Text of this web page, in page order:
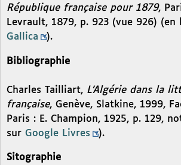
République française pour 1879,
Levrault, 1879, p. 923 (vue 926) (en
Gallica
).
Bibliographie
Charles Tailliart, L’Algérie dans la
française, Genève, Slatkine, 1999,
Paris : E. Champion, 1925, p. 129,
sur Google Livres ).
Sitographie